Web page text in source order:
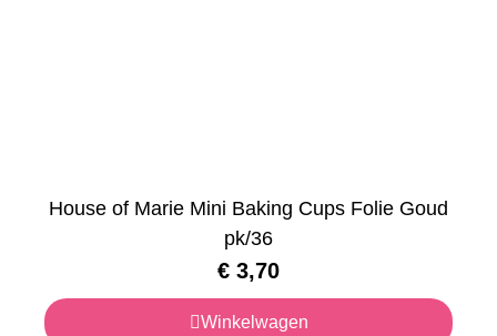
House of Marie Mini Baking Cups Folie Goud
pk/36
€ 3,70
Winkelwagen